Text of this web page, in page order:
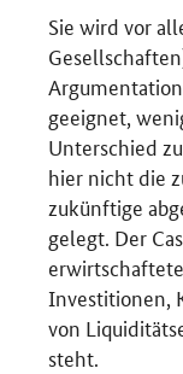
Sie wird vor
geeignet,
Unterschied
hier nicht die
zukünftige
gelegt. Der
Investitionen,
von
steht.